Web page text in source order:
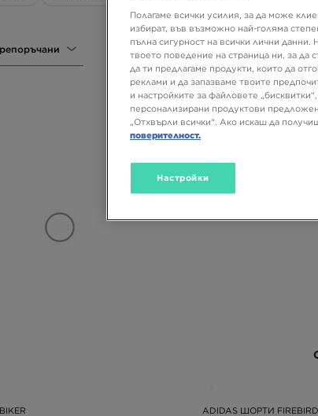
ADIDAS ШОРТИ FIREBIRD
Полагаме всички усилия, за да може
избират, във възможно най-голяма
пълна сигурност на всички лични
твоето поведение на страница ни, за да
да ти предлагаме продукти, които да
реклами и да запазваме твоите
и настройките за файловете
персонализирани продуктови
„Отхвърли всички“. Ако искаш да
поверителност.
Настройки